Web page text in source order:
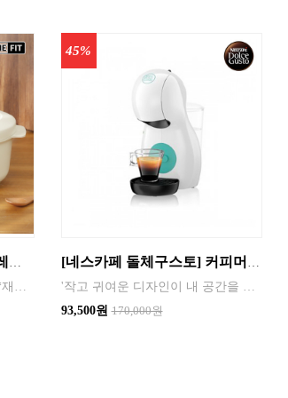
[칼로리핏] 저당밥솥 (전자레인지용 멀티 쿠커)
*규격: 205*170*130mm(제품) *재질: pp ■ 제품특징 1. BPA FREE 인증된 제품 2. 가족과 나를 위한 건강한 혈당관리를 위한 칼로리핏 저당밥솥 3. 계란찜, 단호박, 감자, 고구마등 쪄먹을수 있다.
[네스카페 돌체구스토] 커피머신 피콜로XS 화이트
'작고 귀여운 디자인이 내 공간을 홈카페로 쉽고 직관적인 조작으로 나만의 바리스타를 만나다. 알아서 전원이 켜지고 꺼지는 스마트한 전원 시스템 손가락 하나로 조작하는 바리스타 스타일 세척과 급수가 쉬운 물탱크 커피를 깔끔하게 추출할 수 있도록 3단계 컵사이즈 조절
45%
93,500원 170,000원